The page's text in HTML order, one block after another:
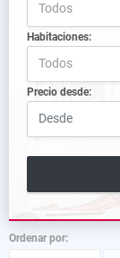
Todos
Habitaciones:
Todos
Precio desde:
Ordenar por: